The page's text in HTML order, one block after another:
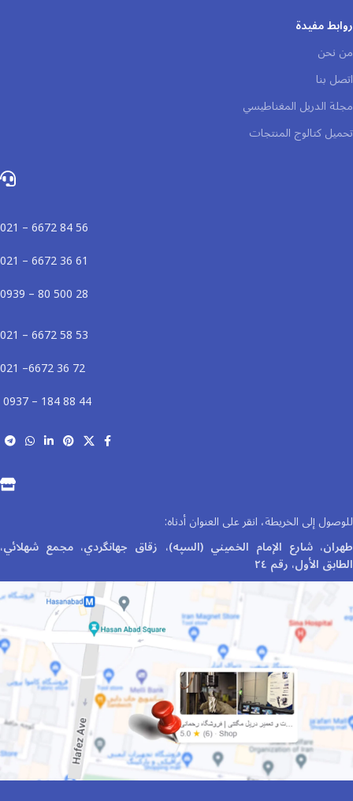
روابط مفيدة
من نحن
اتصل بنا
مجلة الدريل المغناطيسي
تحميل كتالوج المنتجات
56 84 6672 – 021
61 36 6672 – 021
28 500 80 – 0939
53 58 6672 – 021
72 36 6672– 021
44 88 184 – 0937
للوصول إلى الخريطة، انقر على العنوان أدناه:
طهران، شارع الإمام الخميني (السپه)، زقاق جهانگردي، مجمع شهلائي،
الطابق الأول، رقم ٢٤